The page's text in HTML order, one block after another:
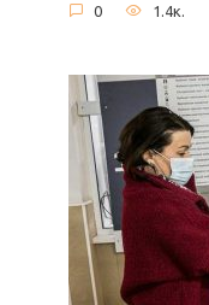
0 1.4к.